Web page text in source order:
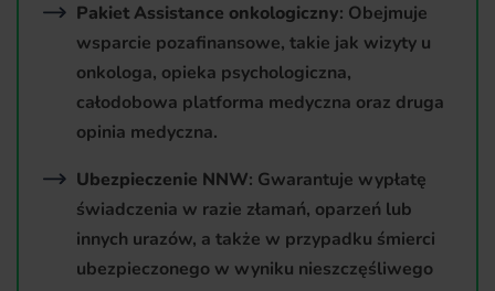
Pakiet Assistance onkologiczny: Obejmuje
wsparcie pozafinansowe, takie jak wizyty u
onkologa, opieka psychologiczna,
całodobowa platforma medyczna oraz druga
opinia medyczna.
Ubezpieczenie NNW: Gwarantuje wypłatę
świadczenia w razie złamań, oparzeń lub
innych urazów, a także w przypadku śmierci
ubezpieczonego w wyniku nieszczęśliwego